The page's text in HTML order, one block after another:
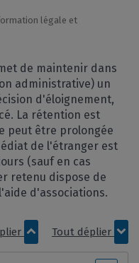
légale et
de maintenir dans
administrative) un
d'éloignement,
La rétention est
peut être prolongée
de l'étranger est
(sauf en cas
retenu dispose de
d'associations.
Tout déplier